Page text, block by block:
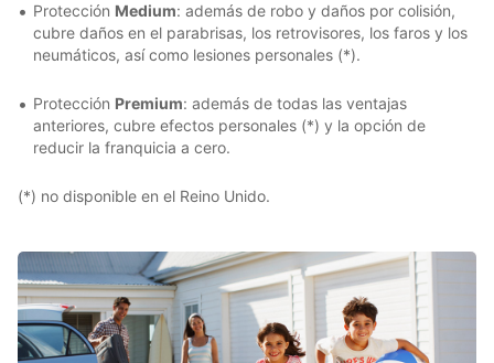
Protección Medium: además de robo y daños por colisión,
cubre daños en el parabrisas, los retrovisores, los faros y los
neumáticos, así como lesiones personales (*).
Protección Premium: además de todas las ventajas
anteriores, cubre efectos personales (*) y la opción de
reducir la franquicia a cero.
(*) no disponible en el Reino Unido.